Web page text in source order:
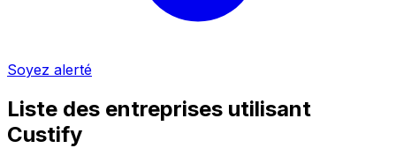
Soyez alerté
Liste des entreprises utilisant
Custify